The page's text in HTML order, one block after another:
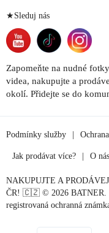
★Sleduj nás
Zapomeňte na nudné
videa, nakupujte a
okolí. Přidejte se do
Podmínky služby
Jak prodávat více? O nás
NAKUPUJTE A
ČR! 🇨🇿 © 2026 BATNER.
registrovaná ochranná